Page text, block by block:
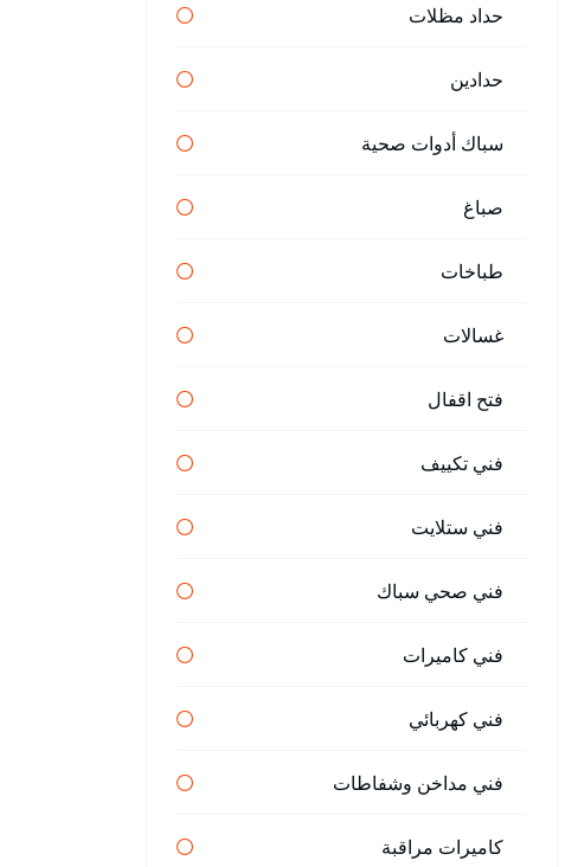
حداد مظلات
حدادين
سباك أدوات صحية
صباغ
طباخات
غسالات
فتح اقفال
فني تكييف
فني ستلايت
فني صحي سباك
فني كاميرات
فني كهربائي
فني مداخن وشفاطات
كاميرات مراقبة